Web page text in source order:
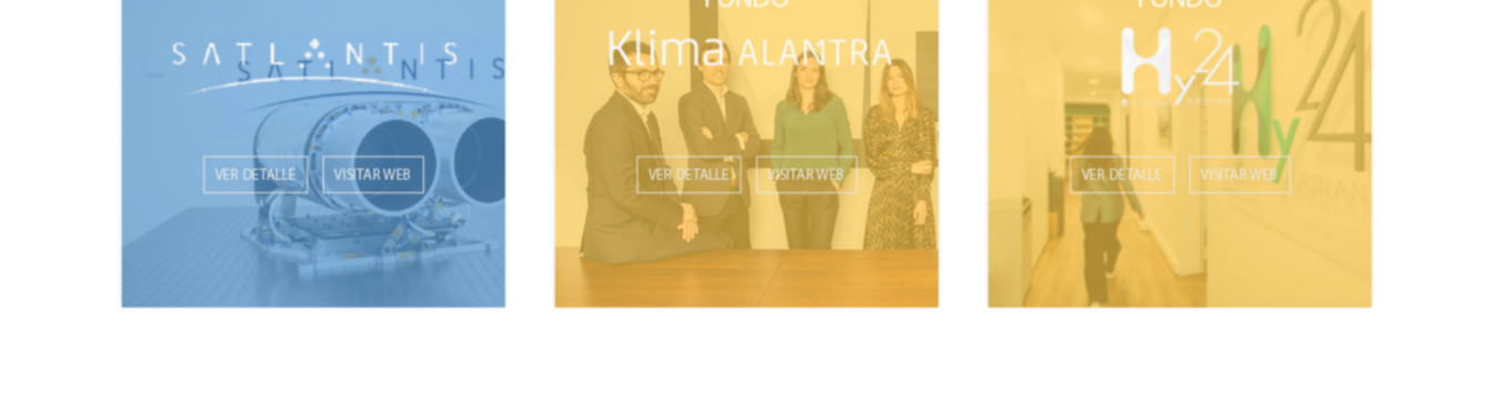
VER DETALLE VISITAR WEB VER DETALLE VISITAR WEB VER DETALLE VISITAR WEB